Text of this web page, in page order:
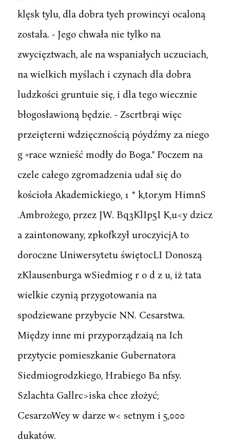
klęsk tylu, dla dobra tyeh prowincyi ocaloną
została. - Jego chwała nie tylko na
zwycięztwach, ale na wspaniałych uczuciach,
na wielkich myślach i czynach dla dobra
ludzkości gruntuie się, i dla tego wiecznie
błogosławioną będzie. - Zscrtbrąi więc
przeięterni wdzięcznością póydźmy za niego
g »race wznieść modły do Boga." Poczem na
czele całego zgromadzenia udał się do
kościoła Akademickiego, 1 * k,tor.ym HimnS
.Ambrożego, przez JW. Bq3KlIp5I K,u<y dzicz
a zaintonowany, zpkofkzył uroczyicjA to
doroczne Uniwersytetu świętocLI Donoszą
zKlausenburga wSiedmiog r o d z u, iż tata
wielkie czynią przygotowania na
spodziewane przybycie NN. Cesarstwa.
Między inne mi przyporządzaią na Ich
przytycie pomieszkanie Gubernatora
Siedmiogrodzkiego, Hrabiego Ba nfsy.
Szlachta Gallrc>iska chce złożyć;
CesarzoWey w darze w< setnym i 5,000
dukatów.